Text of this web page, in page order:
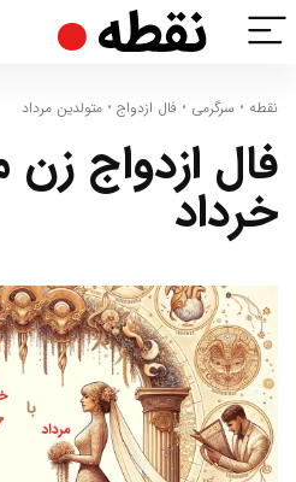
نقطه • سرگرمی • فال ازدواج • متولدین مرداد
فال ازدواج زن
خرداد